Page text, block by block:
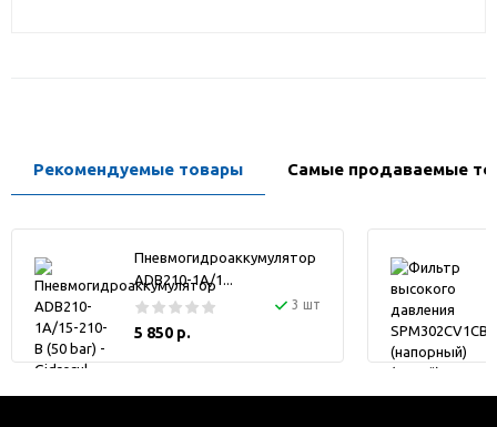
Рекомендуемые товары Самые продаваемые
Пневмогидроаккумулятор
ADB210-1A/1...
3 шт
5 850 р.